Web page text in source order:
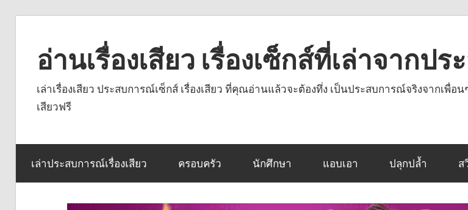
contentอ่านเรื่องเสียว เรื่องเซ็กส์ที่เล่าจากป
เล่าเรื่องเสียว ประสบการณ์เซ็กส์ เรื่องเสียว ที่คุณอ่านแล้วจะต้องทึ่ง เป็นประสบการณ์จริงจากเพื่
เสียวฟรี
เล่าประสบการณ์เรื่องเสียว ครอบครัว นักศึกษา แอบเอา ปลุกปล้ำ ส